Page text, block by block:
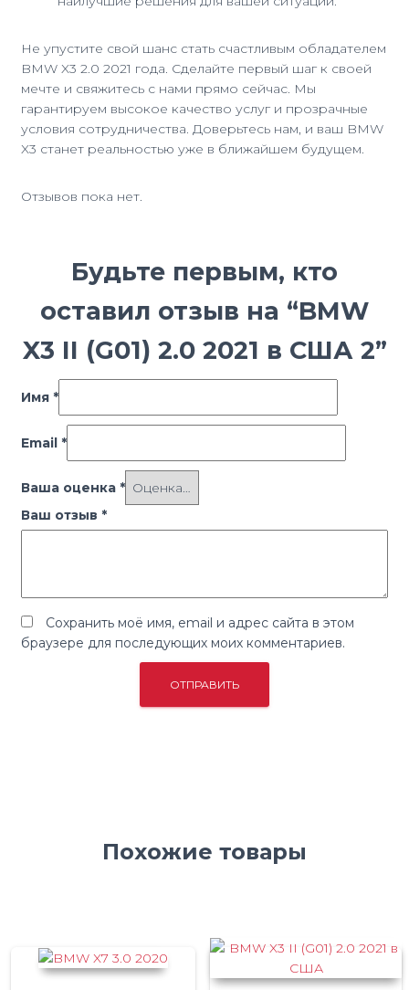
Не упустите свой шанс стать счастливым обладателем
BMW X3 2.0 2021 года. Сделайте первый шаг к своей
мечте и свяжитесь с нами прямо сейчас. Мы
гарантируем высокое качество услуг и прозрачные
условия сотрудничества. Доверьтесь нам, и ваш BMW
X3 станет реальностью уже в ближайшем будущем.
Отзывов пока нет.
Будьте первым, кто
оставил отзыв на “BMW
X3 II (G01) 2.0 2021 в США 2”
Имя *
Email *
Ваша оценка *
Ваш отзыв *
Сохранить моё имя, email и адрес сайта в этом
браузере для последующих моих комментариев.
Похожие товары